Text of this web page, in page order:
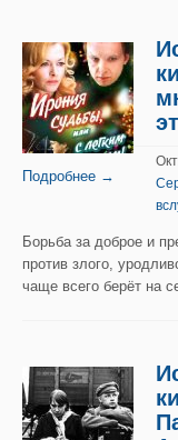
Подробнее →
Борьба за доброе и
против злого,
чаще всего берёт на